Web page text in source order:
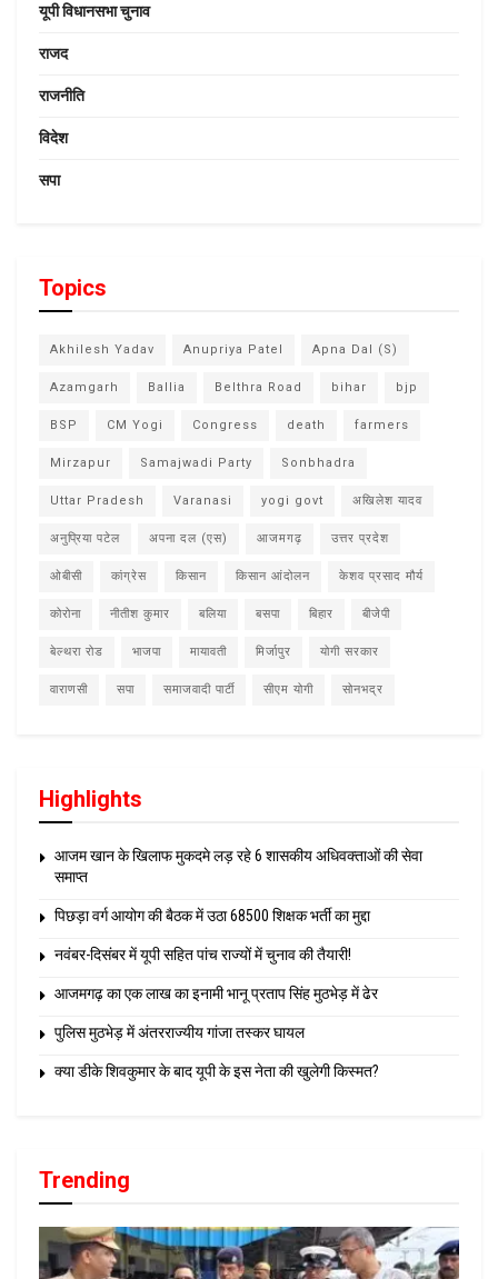
यूपी विधानसभा चुनाव
राजद
राजनीति
विदेश
सपा
Topics
Akhilesh Yadav Anupriya Patel Apna Dal (S)
Azamgarh Ballia Belthra Road bihar bjp
BSP CM Yogi Congress death farmers
Mirzapur Samajwadi Party Sonbhadra
Uttar Pradesh Varanasi yogi govt अखिलेश यादव
अनुप्रिया पटेल अपना दल (एस) आजमगढ़ उत्तर प्रदेश
ओबीसी कांग्रेस किसान किसान आंदोलन केशव प्रसाद मौर्य
कोरोना नीतीश कुमार बलिया बसपा बिहार बीजेपी
बेल्थरा रोड भाजपा मायावती मिर्जापुर योगी सरकार
वाराणसी सपा समाजवादी पार्टी सीएम योगी सोनभद्र
Highlights
आजम खान के खिलाफ मुकदमे लड़ रहे 6 शासकीय अधिवक्ताओं की सेवा
समाप्त
पिछड़ा वर्ग आयोग की बैठक में उठा 68500 शिक्षक भर्ती का मुद्दा
नवंबर-दिसंबर में यूपी सहित पांच राज्यों में चुनाव की तैयारी!
आजमगढ़ का एक लाख का इनामी भानू प्रताप सिंह मुठभेड़ में ढेर
पुलिस मुठभेड़ में अंतरराज्यीय गांजा तस्कर घायल
क्या डीके शिवकुमार के बाद यूपी के इस नेता की खुलेगी किस्मत?
Trending